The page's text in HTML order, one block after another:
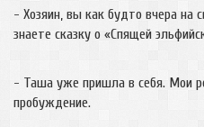
- Хозяин, вы как будто вчера на
знаете сказку о «Спящей
- Таша уже пришла в себя. Мои
пробуждение.